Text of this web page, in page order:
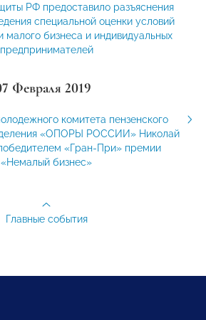
РФ предоставило разъяснения
специальной оценки условий
малого бизнеса и индивидуальных
предпринимателей
Февраля 2019
комитета пензенского
«ОПОРЫ РОССИИ» Николай
«Гран-При» премии
«Немалый бизнес»
Главные события